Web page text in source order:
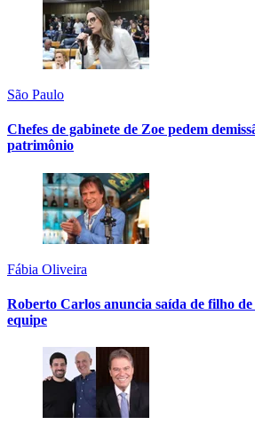
São Paulo
Chefes de gabinete de Zoe pedem
patrimônio
Fábia Oliveira
Roberto Carlos anuncia saída de filho
equipe